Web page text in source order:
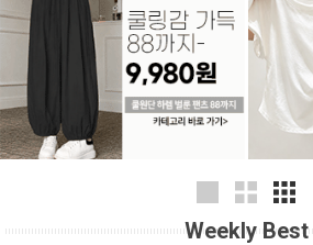
Weekly Best